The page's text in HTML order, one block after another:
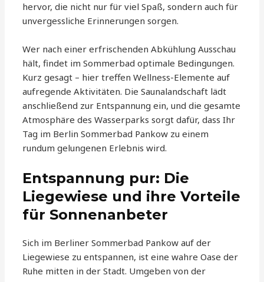
hervor, die nicht nur für viel Spaß, sondern auch für
unvergessliche Erinnerungen sorgen.
Wer nach einer erfrischenden Abkühlung Ausschau
hält, findet im Sommerbad optimale Bedingungen.
Kurz gesagt – hier treffen Wellness-Elemente auf
aufregende Aktivitäten. Die Saunalandschaft lädt
anschließend zur Entspannung ein, und die gesamte
Atmosphäre des Wasserparks sorgt dafür, dass Ihr
Tag im Berlin Sommerbad Pankow zu einem
rundum gelungenen Erlebnis wird.
Entspannung pur: Die
Liegewiese und ihre Vorteile
für Sonnenanbeter
Sich im Berliner Sommerbad Pankow auf der
Liegewiese zu entspannen, ist eine wahre Oase der
Ruhe mitten in der Stadt. Umgeben von der